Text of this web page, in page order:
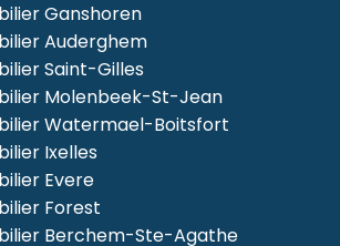
Ganshoren
Auderghem
Saint-Gilles
Molenbeek-St-Jean
Watermael-Boitsfort
Ixelles
Evere
Forest
Berchem-Ste-Agathe